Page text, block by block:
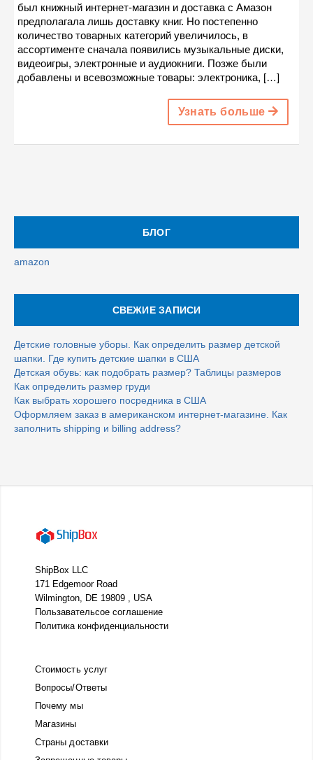
был книжный интернет-магазин и доставка с Амазон
предполагала лишь доставку книг. Но постепенно
количество товарных категорий увеличилось, в
ассортименте сначала появились музыкальные диски,
видеоигры, электронные и аудиокниги. Позже были
добавлены и всевозможные товары: электроника, […]
Узнать больше
БЛОГ
amazon
СВЕЖИЕ ЗАПИСИ
Детские головные уборы. Как определить размер детской
шапки. Где купить детские шапки в США
Детская обувь: как подобрать размер? Таблицы размеров
Как определить размер груди
Как выбрать хорошего посредника в США
Оформляем заказ в американском интернет-магазине. Как
заполнить shipping и billing address?
ShipBox LLC
171 Edgemoor Road
Wilmington, DE 19809 , USA
Пользавательсое соглашение
Политика конфиденциальности
Стоимость услуг
Вопросы/Ответы
Почему мы
Магазины
Страны доставки